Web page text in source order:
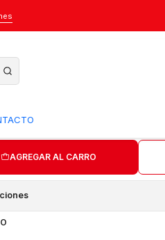
Ergonómico
- Theramart
AGREGAR AL CARRO